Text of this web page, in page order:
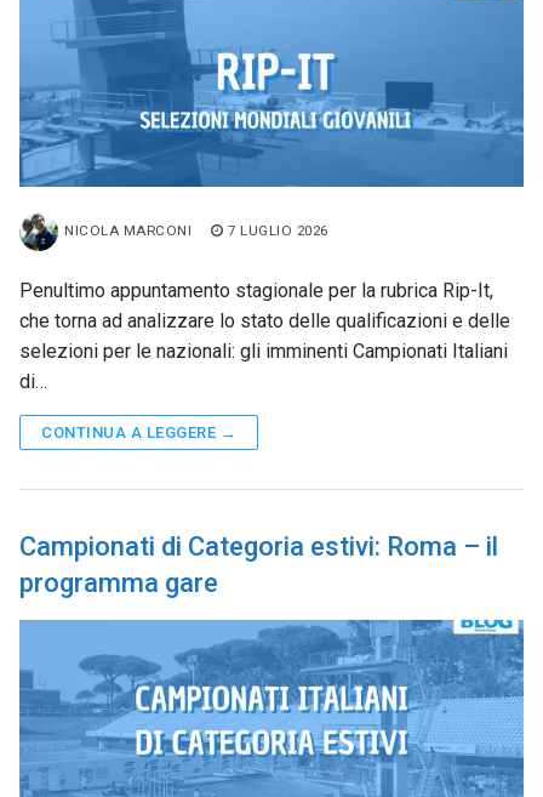
NICOLA MARCONI 7 LUGLIO 2026
Penultimo appuntamento stagionale per la rubrica Rip-It,
che torna ad analizzare lo stato delle qualificazioni e delle
selezioni per le nazionali: gli imminenti Campionati Italiani
di…
CONTINUA A LEGGERE →
Campionati di Categoria estivi: Roma – il
programma gare